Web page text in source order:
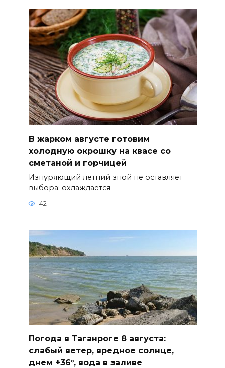
В жарком августе готовим
холодную окрошку на квасе со
сметаной и горчицей
Изнуряющий летний зной не оставляет
выбора: охлаждается
42
Погода в Таганроге 8 августа:
слабый ветер, вредное солнце,
днем +36°, вода в заливе